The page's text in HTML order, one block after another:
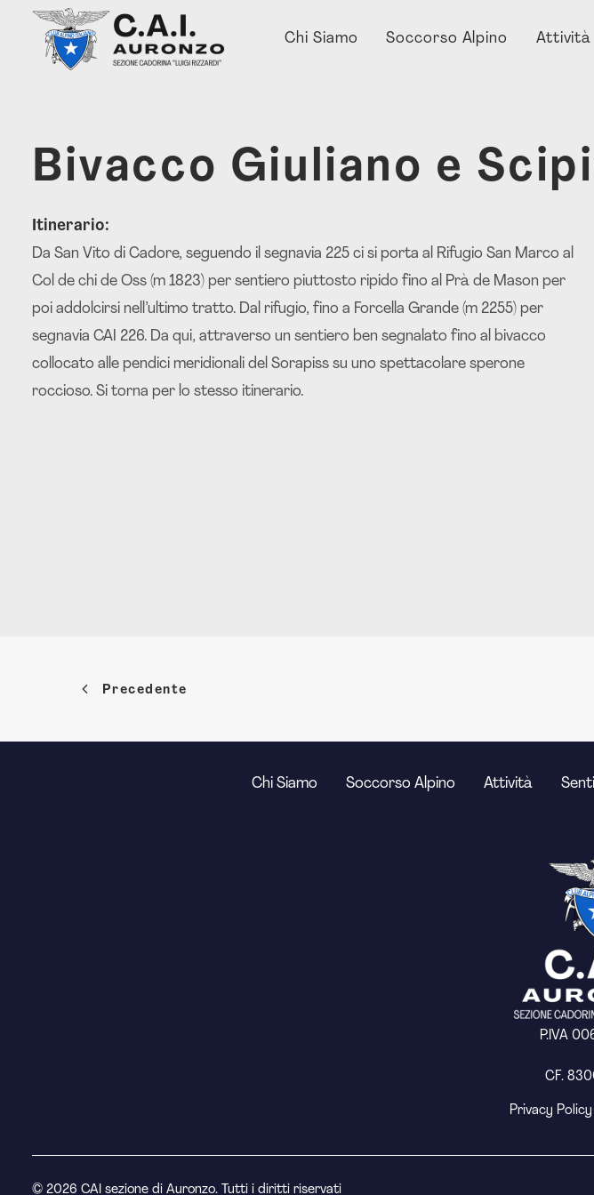
Chi Siamo Soccorso Alpino Attività
Bivacco Giuliano e
Itinerario:
Da San Vito di Cadore, seguendo il segnavia 225 ci si porta al Rifugio San Marco al
Col de chi de Oss (m 1823) per sentiero piuttosto ripido fino al Prà de Mason per
poi addolcirsi nell’ultimo tratto. Dal rifugio, fino a Forcella Grande (m 2255) per
segnavia CAI 226. Da qui, attraverso un sentiero ben segnalato fino al bivacco
collocato alle pendici meridionali del Sorapiss su uno spettacolare sperone
roccioso. Si torna per lo stesso itinerario.
Precedente
Chi Siamo Soccorso Alpino Attività
P.IVA
CF.
Privacy Policy
© 2026 CAI sezione di Auronzo. Tutti i diritti riservati